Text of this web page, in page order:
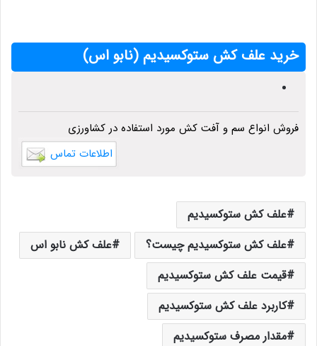
خرید علف کش ستوکسیدیم (نابو اس)
فروش انواع سم و آفت کش مورد استفاده در کشاورزی
اطلاعات تماس
علف کش ستوکسیدیم
علف کش ستوکسیدیم چیست؟
علف کش نابو اس
قیمت علف کش ستوکسیدیم
کاربرد علف کش ستوکسیدیم
مقدار مصرف ستوکسیدیم